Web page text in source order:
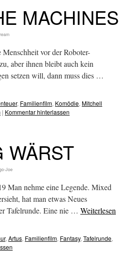
MACHINES
vor der Roboter-
aber ihnen bleibt auch kein
setzen will, dann muss dies …
, Familienfilm, Komödie, Mitchell
| Kommentar hinterlassen
WÄRST
Joe
nehme eine Legende. Mixed
hat man etwas Neues
Tafelrunde. Eine nie … Weiterlesen
, Artus, Familienfilm, Fantasy, Tafelrunde,